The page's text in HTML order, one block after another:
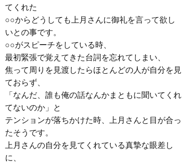
てくれた
○○からどうしても上月さんに御礼を言って欲し
いとの事です。
○○がスピーチをしている時、
最初緊張で覚えてきた台詞を忘れてしまい、
焦って周りを見渡したらほとんどの人が自分を見
ておらず、
「なんだ、誰も俺の話なんかまともに聞いてくれ
てないのか」と
テンションが落ちかけた時、上月さんと目が合っ
たそうです。
上月さんの自分を見てくれている真摯な眼差し
に、